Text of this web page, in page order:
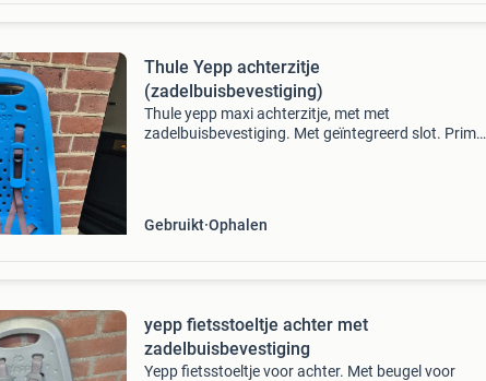
Thule Yepp achterzitje
(zadelbuisbevestiging)
Thule yepp maxi achterzitje, met met
zadelbuisbevestiging. Met geïntegreerd slot. Prima
Gebruikt Ophalen
yepp fietsstoeltje achter met
zadelbuisbevestiging
Yepp fietsstoeltje voor achter. Met beugel voor